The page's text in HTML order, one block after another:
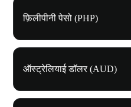
फ़िलीपीनी पेसो (PHP)
ऑस्ट्रेलियाई डॉलर (AUD)